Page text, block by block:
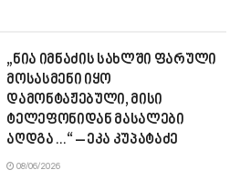
„ნია იმნაძის სახლში ფარული
მოსასმენი იყო
დამონტაჟებული, მისი
ტელეფონიდან მასალები
აღდგა…“ – ეკა კუპატაძე
08/06/2026